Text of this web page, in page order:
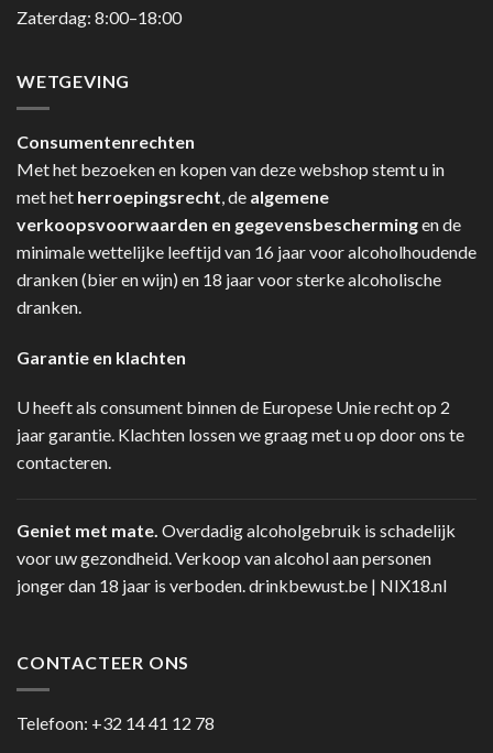
Zaterdag: 8:00–18:00
WETGEVING
Consumentenrechten
Met het bezoeken en kopen van deze webshop stemt u in
met het herroepingsrecht , de algemene
verkoopsvoorwaarden en gegevensbeschermingen de
minimale wettelijke leeftijd van 16 jaar voor alcoholhoudende
dranken (bier en wijn) en 18 jaar voor sterke alcoholische
dranken.
Garantie en klachten
U heeft als consument binnen de Europese Unie recht op 2
jaar garantie. Klachten lossen we graag met u op door ons te
contacteren.
Geniet met mate. Overdadig alcoholgebruik is schadelijk
voor uw gezondheid. Verkoop van alcohol aan personen
jonger dan 18 jaar is verboden.drinkbewust.be | NIX18.nl
CONTACTEER ONS
Telefoon: +32 14 41 12 78